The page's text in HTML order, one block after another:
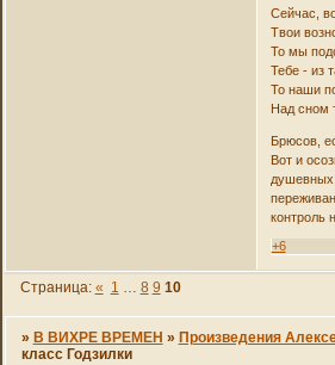
Сейчас,
Твои
То мы
Тебе - из
То наши
Над сном
Брюсов,
Вот и
душевных
контроль
+6
Страница: « 1 … 8 9 10
» В ВИХРЕ ВРЕМЕН » Произведения
класс Годзилки